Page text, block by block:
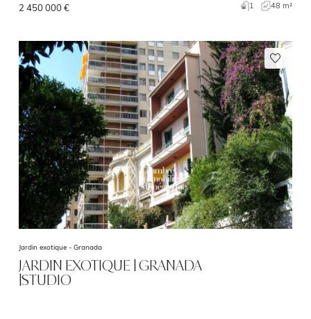
2 450 000 € 1 48 m²
Jardin exotique - Granada
JARDIN EXOTIQUE | GRANADA
|STUDIO